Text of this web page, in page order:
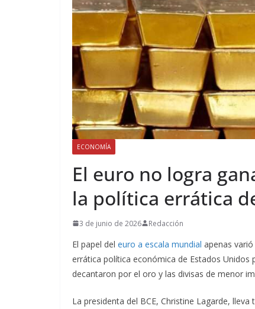
ECONOMÍA
El euro no logra
la política errática
3 de junio de 2026 Redacción
El papel del euro a escala mundial apenas
errática política económica de Estados Unidos
decantaron por el oro y las divisas de menor
La presidenta del BCE, Christine Lagarde,